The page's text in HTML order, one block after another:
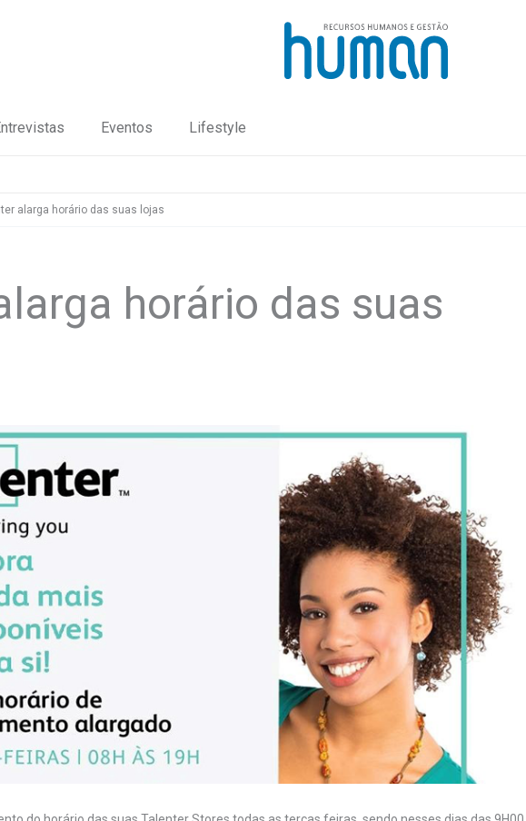
Eventos Lifestyle
alarga horário das suas lojas
horário das suas